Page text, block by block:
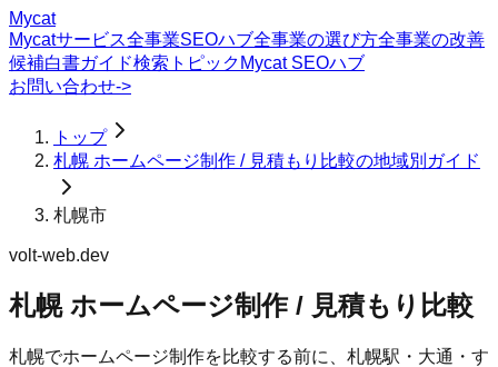
Mycat
Mycatサービス全事業SEOハブ全事業の選び方全事業の改善
候補白書ガイド検索トピック Mycat SEOハブ
お問い合わせ->
トップ
札幌 ホームページ制作 / 見積もり比較の地域別ガイド
札幌市
volt-web.dev
札幌 ホームページ制作 / 見積もり比較
札幌でホームページ制作を比較する前に、札幌駅・大通・す